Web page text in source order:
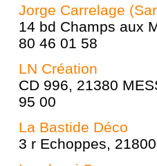
Jorge Carrelage
14 bd Champs aux
80 46 01 58
LN Création
CD 996, 21380
95 00
La Bastide Déco
3 r Echoppes,